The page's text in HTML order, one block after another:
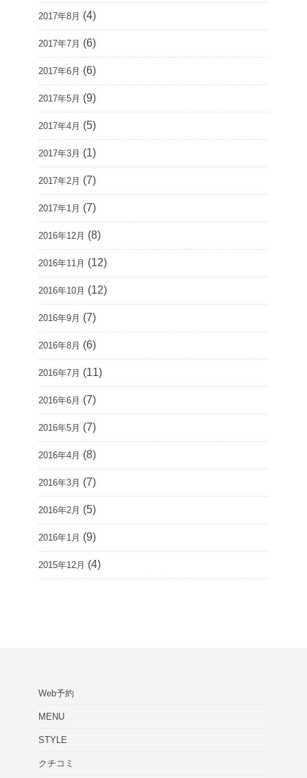
2017年8月 (4)
2017年7月 (6)
2017年6月 (6)
2017年5月 (9)
2017年4月 (5)
2017年3月 (1)
2017年2月 (7)
2017年1月 (7)
2016年12月 (8)
2016年11月 (12)
2016年10月 (12)
2016年9月 (7)
2016年8月 (6)
2016年7月 (11)
2016年6月 (7)
2016年5月 (7)
2016年4月 (8)
2016年3月 (7)
2016年2月 (5)
2016年1月 (9)
2015年12月 (4)
Web予約
MENU
STYLE
クチコミ